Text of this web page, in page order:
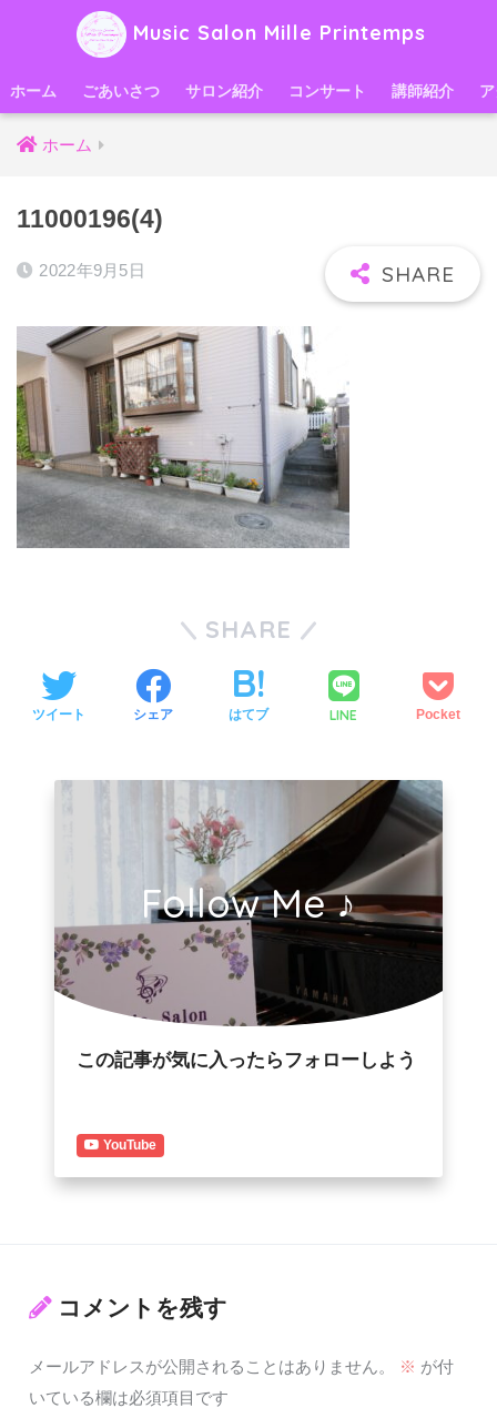
Music Salon Mille Printemps
ホーム ごあいさつ サロン紹介 コンサート 講師紹介
ホーム
11000196(4)
2022年9月5日
SHARE
ツイート シェア はてブ LINE Pocket
Follow Me ♪
この記事が気に入ったらフォローしよう
YouTube
コメントを残す
メールアドレスが公開されることはありません。 ※ が付
いている欄は必須項目です